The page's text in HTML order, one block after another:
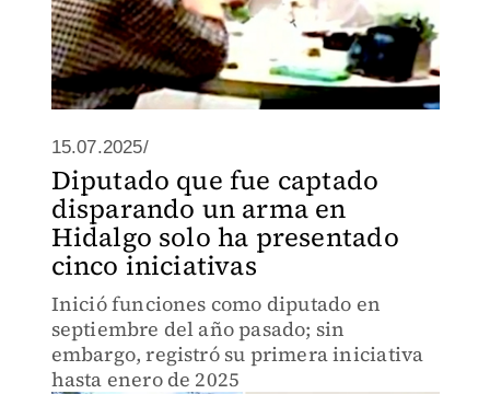
15.07.2025/
Diputado que fue captado
disparando un arma en
Hidalgo solo ha presentado
cinco iniciativas
Inició funciones como diputado en
septiembre del año pasado; sin
embargo, registró su primera iniciativa
hasta enero de 2025